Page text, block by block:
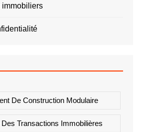
immobiliers
De Construction Modulaire
Transactions Immobilières